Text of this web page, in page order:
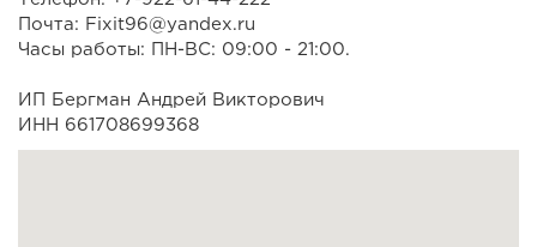
Почта: Fixit96@yandex.ru
Часы работы: ПН-ВС: 09:00 - 21:00.
ИП Бергман Андрей Викторович
ИНН 661708699368